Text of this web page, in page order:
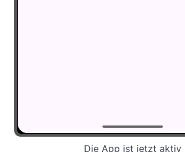
Die App ist jetzt aktiv